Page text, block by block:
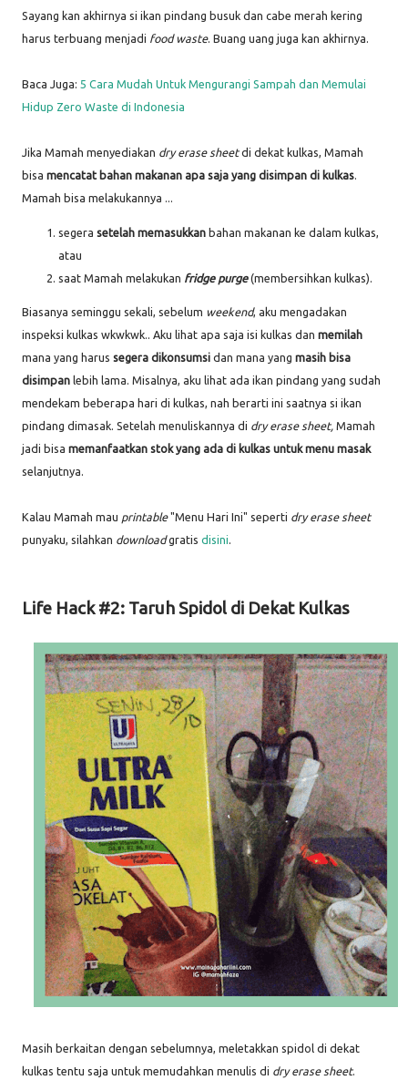
Sayang kan akhirnya si ikan pindang busuk dan cabe merah kering
harus terbuang menjadi food waste. Buang uang juga kan akhirnya.
Baca Juga: 5 Cara Mudah Untuk Mengurangi Sampah dan Memulai
Hidup Zero Waste di Indonesia
Jika Mamah menyediakan dry erase sheetdi dekat kulkas, Mamah
bisa mencatat bahan makanan apa saja yang disimpan di kulkas.
Mamah bisa melakukannya ...
segera setelah memasukkan bahan makanan ke dalam kulkas,
atau
saat Mamah melakukan fridge purge (membersihkan kulkas).
Biasanya seminggu sekali, sebelum weekend, aku mengadakan
inspeksi kulkas wkwkwk.. Aku lihat apa saja isi kulkas dan memilah
mana yang harus segera dikonsumsi dan mana yang masih bisa
disimpan lebih lama. Misalnya, aku lihat ada ikan pindang yang sudah
mendekam beberapa hari di kulkas, nah berarti ini saatnya si ikan
pindang dimasak. Setelah menuliskannya di dry erase sheet, Mamah
jadi bisa memanfaatkan stok yang ada di kulkas untuk menu masak
selanjutnya.
Kalau Mamah mau printable"Menu Hari Ini" seperti dry erase sheet
punyaku, silahkan downloadgratis disini.
Life Hack #2: Taruh Spidol di Dekat Kulkas
Masih berkaitan dengan sebelumnya, meletakkan spidol di dekat
kulkas tentu saja untuk memudahkan menulis di dry erase sheet.